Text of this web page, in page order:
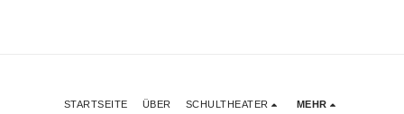
STARTSEITE ÜBER SCHULTHEATER MEHR